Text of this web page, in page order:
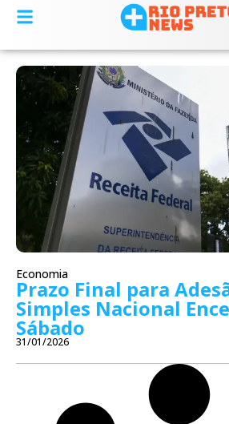
Economia
Prazo Final para
Simples Nacional
Sábado
31/01/2026